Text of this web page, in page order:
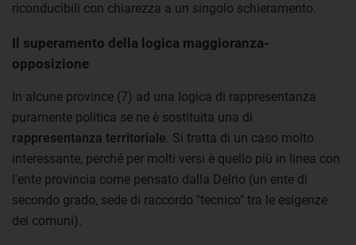
riconducibili con chiarezza a un singolo schieramento.
Il superamento della logica maggioranza-
opposizione
In alcune province (7) ad una logica di rappresentanza
puramente politica se ne è sostituita una di
rappresentanza territoriale. Si tratta di un caso molto
interessante, perché per molti versi è quello più in linea con
l'ente provincia come pensato dalla Delrio (un ente di
secondo grado, sede di raccordo "tecnico" tra le esigenze
dei comuni).